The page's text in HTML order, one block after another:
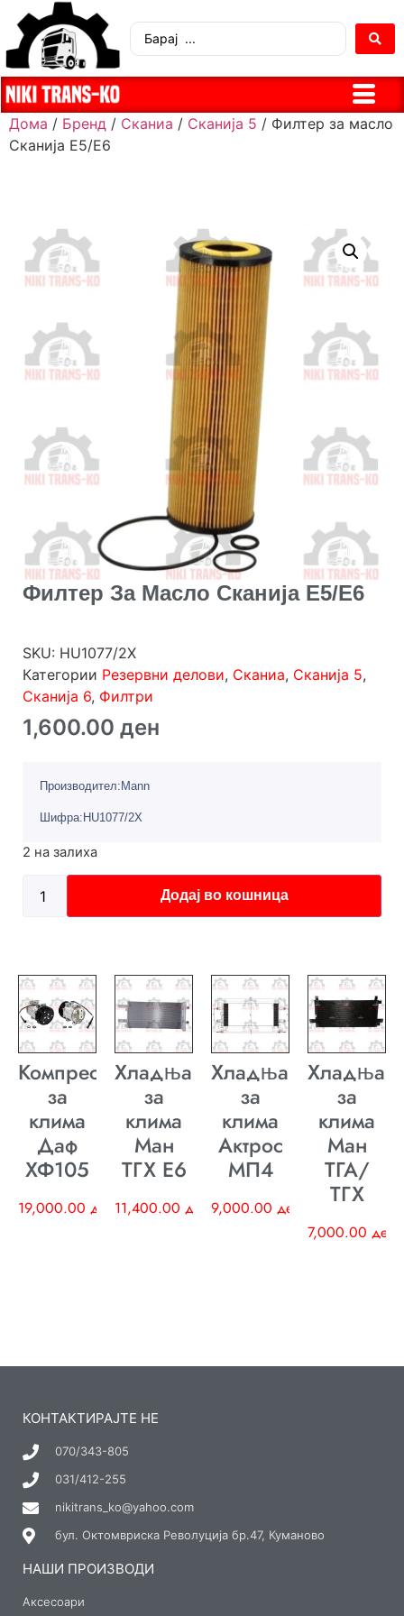
Дома / Бренд / Сканиа / Сканија 5 / Филтер за масло
Сканија Е5/Е6
Филтер За Масло Сканија Е5/Е6
SKU: HU1077/2X
Категории Резервни делови, Сканиа, Сканија 5,
Сканија 6, Филтри
1,600.00 ден
Производител:Mann
Шифра:HU1077/2X
2 на залиха
Додај во кошница
Компресор
за
клима
Даф
ХФ105
19,000.00 ден
Хладњак
за
клима
Ман
ТГХ E6
11,400.00 ден
Хладњак
за
клима
Актрос
МП4
9,000.00 ден
Хладњак
за
клима
Ман
ТГА/
ТГХ
7,000.00 ден
КОНТАКТИРАЈТЕ НЕ
070/343-805
031/412-255
nikitrans_ko@yahoo.com
бул. Октомвриска Револуција бр.47, Куманово
НАШИ ПРОИЗВОДИ
Аксесоари